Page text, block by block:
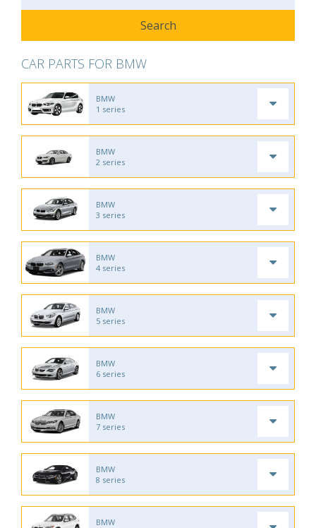
CAR PARTS FOR BMW
BMW
1 series
BMW
2 series
BMW
3 series
BMW
4 series
BMW
5 series
BMW
6 series
BMW
7 series
BMW
8 series
BMW